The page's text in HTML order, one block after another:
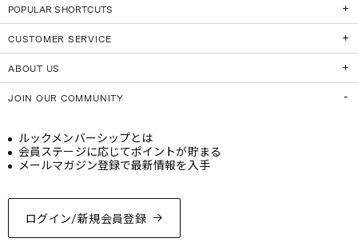
POPULAR SHORTCUTS
CUSTOMER SERVICE
ABOUT US
JOIN OUR COMMUNITY
ログイン/新規会員登録
ルックメンバーシップとは
会員ステージに応じてポイントが貯まる
メールマガジン登録で最新情報を入手